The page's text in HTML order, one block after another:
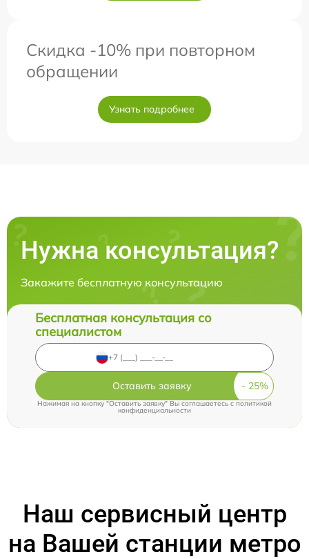
Скидка -10% при повторном
обращении
Узнать подробнее
Нужна консультация?
Закажите бесплатную консультацию
Бесплатная консультация со
специалистом
Оставить заявку
Нажимая на кнопку "Оставить заявку" Вы соглашаетесь cполитикой
конфиденциальности
Наш сервисный центр
на Вашей станции метро